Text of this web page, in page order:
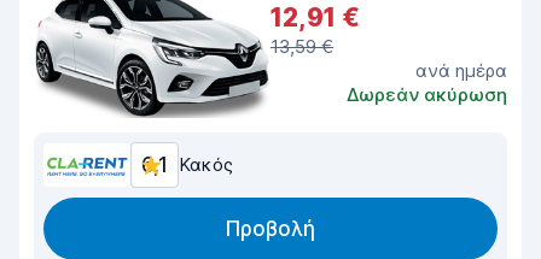
12,91 €
13,59 €
ανά ημέρα
Δωρεάν ακύρωση
6,1 Κακός
Προβολή